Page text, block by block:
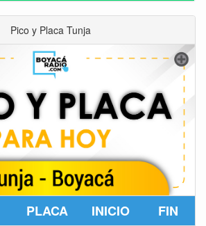
Pico y Placa Tunja
PLACA INICIO FIN